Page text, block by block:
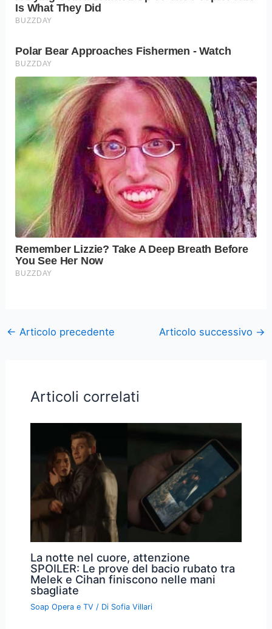
← Articolo precedente Articolo successivo →
Articoli correlati
La notte nel cuore, attenzione
SPOILER: Le prove del bacio rubato tra
Melek e Cihan finiscono nelle mani
sbagliate
Soap Opera e TV / Di Sofia Villari